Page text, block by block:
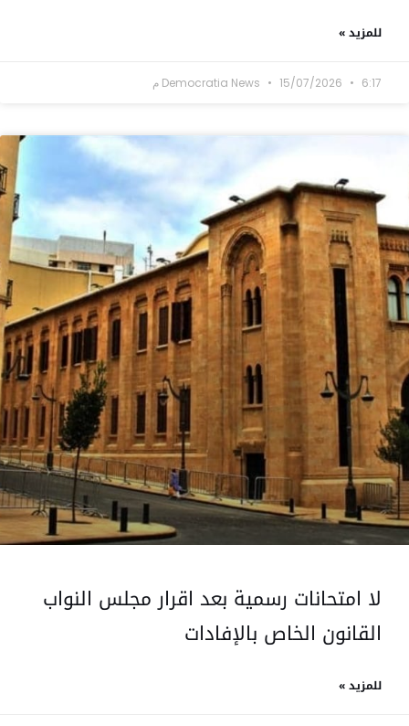
للمزيد »
Democratia News 15/07/2026 6:17 م
لا امتحانات رسمية بعد اقرار مجلس النواب
القانون الخاص بالإفادات
للمزيد »